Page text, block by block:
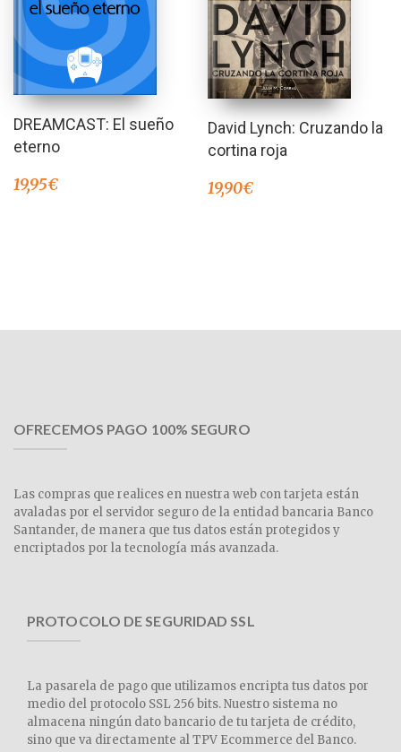
DREAMCAST: El sueño
eterno
19,95€
David Lynch: Cruzando la
cortina roja
19,90€
OFRECEMOS PAGO 100% SEGURO
Las compras que realices en nuestra web con tarjeta están
avaladas por el servidor seguro de la entidad bancaria Banco
Santander, de manera que tus datos están protegidos y
encriptados por la tecnología más avanzada.
PROTOCOLO DE SEGURIDAD SSL
La pasarela de pago que utilizamos encripta tus datos por
medio del protocolo SSL 256 bits. Nuestro sistema no
almacena ningún dato bancario de tu tarjeta de crédito,
sino que va directamente al TPV Ecommerce del Banco.